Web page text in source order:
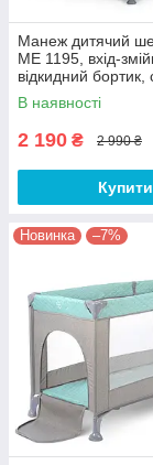
Манеж дитячий
МЕ 1195, вхід-
відкидний бортик,
В наявності
2 190 ₴ 2 990 ₴
Купити
Новинка –7%